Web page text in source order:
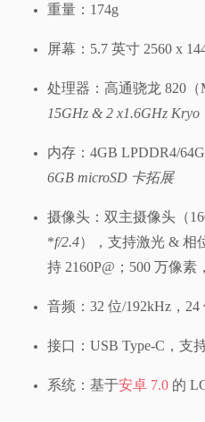
重量：174g
屏幕：5.7 英寸 2560 x
处理器：高通骁龙 820
15GHz & 2 x1.6GHz Kryo
内存：4GB LPDDR4/
6GB microSD 卡拓展
摄像头：双主摄像头（
*f/2.4），支持激光 & 相
持 2160P@；500 万像素
音频：32 位/192kHz，24
接口：USB Type-C，支
系统：基于安卓 7.0 的